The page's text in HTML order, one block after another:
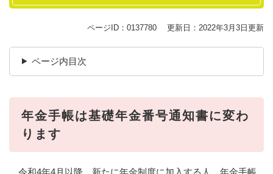
ページID：0137780 更新日：2022年3月3日更新
ページ内目次
年金手帳は基礎年金番号通知書に変わ
ります
令和4年4月以降、新たに年金制度に加入する人、年金手帳